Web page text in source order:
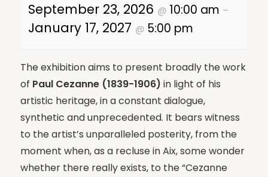
September 23, 2026 @ 10:00 am –
January 17, 2027 @ 5:00 pm
The exhibition aims to present broadly the work
of Paul Cezanne (1839-1906) in light of his
artistic heritage, in a constant dialogue,
synthetic and unprecedented. It bears witness
to the artist’s unparalleled posterity, from the
moment when, as a recluse in Aix, some wonder
whether there really exists, to the “Cezanne